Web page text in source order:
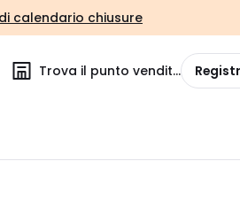
calendario chiusure
Trova il punto vendita